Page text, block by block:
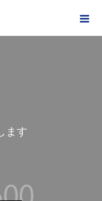
ます。